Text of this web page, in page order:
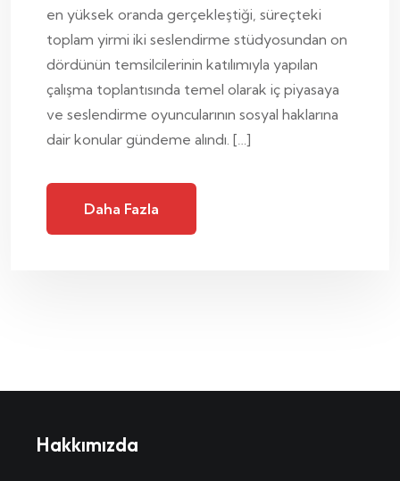
en yüksek oranda gerçekleştiği, süreçteki
toplam yirmi iki seslendirme stüdyosundan on
dördünün temsilcilerinin katılımıyla yapılan
çalışma toplantısında temel olarak iç piyasaya
ve seslendirme oyuncularının sosyal haklarına
dair konular gündeme alındı. […]
Daha Fazla
Hakkımızda